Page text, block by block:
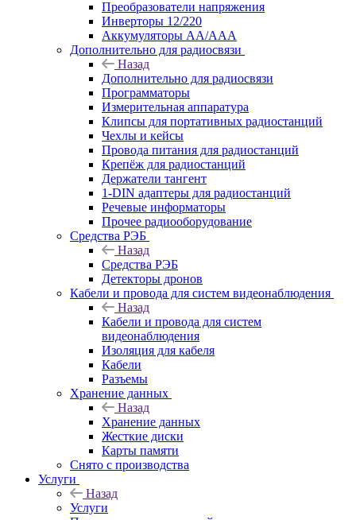
Преобразователи напряжения
Инверторы 12/220
Аккумуляторы АА/ААА
Дополнительно для радиосвязи
Назад
Дополнительно для радиосвязи
Программаторы
Измерительная аппаратура
Клипсы для портативных радиостанций
Чехлы и кейсы
Провода питания для радиостанций
Крепёж для радиостанций
Держатели тангент
1-DIN адаптеры для радиостанций
Речевые информаторы
Прочее радиооборудование
Средства РЭБ
Назад
Средства РЭБ
Детекторы дронов
Кабели и провода для систем видеонаблюдения
Назад
Кабели и провода для систем
видеонаблюдения
Изоляция для кабеля
Кабели
Разъемы
Хранение данных
Назад
Хранение данных
Жесткие диски
Карты памяти
Снято с производства
Услуги
Назад
Услуги